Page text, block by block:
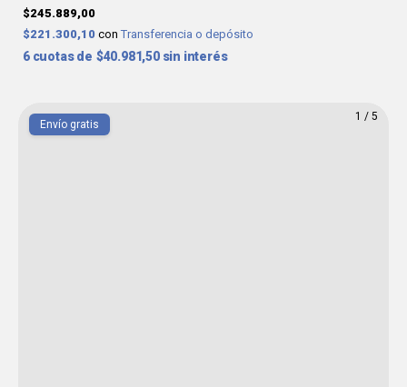
$245.889,00
$221.300,10 con Transferencia o depósito
6 $40.981,50 sin interés
1 / 5
Envío gratis